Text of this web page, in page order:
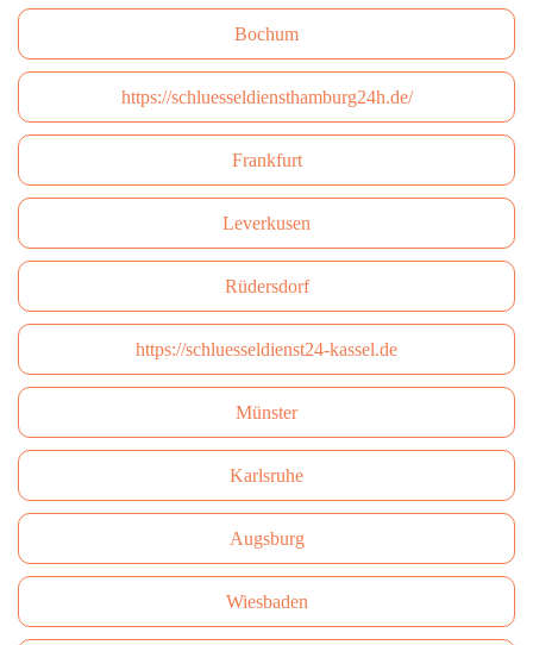
Bochum
https://schluesseldiensthamburg24h.de/
Frankfurt
Leverkusen
Rüdersdorf
https://schluesseldienst24-kassel.de
Münster
Karlsruhe
Augsburg
Wiesbaden